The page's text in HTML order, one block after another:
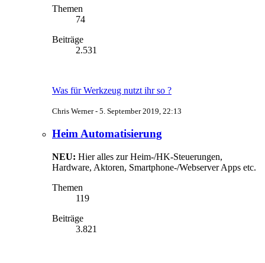
Themen
74
Beiträge
2.531
Was für Werkzeug nutzt ihr so ?
Chris Werner - 5. September 2019, 22:13
Heim Automatisierung
NEU: Hier alles zur Heim-/HK-Steuerungen,
Hardware, Aktoren, Smartphone-/Webserver Apps etc.
Themen
119
Beiträge
3.821